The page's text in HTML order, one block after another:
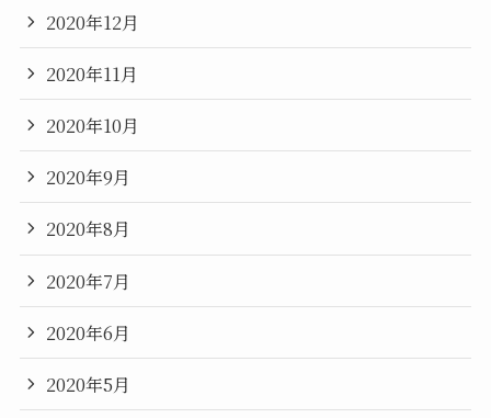
2020年12月
2020年11月
2020年10月
2020年9月
2020年8月
2020年7月
2020年6月
2020年5月